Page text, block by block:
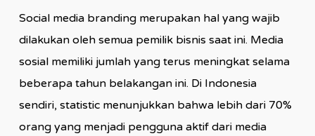
Social media branding merupakan hal yang wajib
dilakukan oleh semua pemilik bisnis saat ini. Media
sosial memiliki jumlah yang terus meningkat selama
beberapa tahun belakangan ini. Di Indonesia
sendiri, statistic menunjukkan bahwa lebih dari 70%
orang yang menjadi pengguna aktif dari media